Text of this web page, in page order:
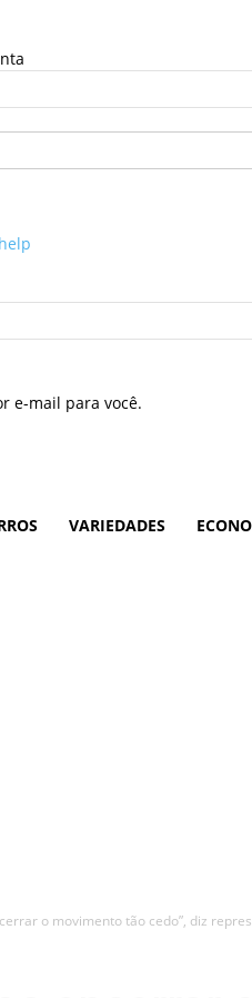
e-mail para você.
VARIEDADES
o movimento tão cedo”, diz